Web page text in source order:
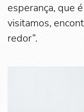
esperança, que
visitamos,
redor”.